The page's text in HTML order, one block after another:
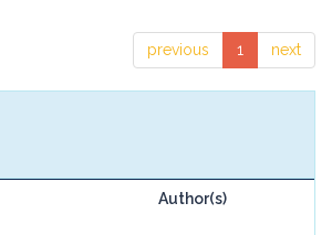
previous 1 next
Author(s)